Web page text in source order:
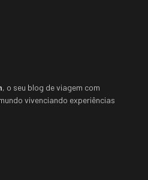
, o seu blog de viagem com
vivenciando experiências